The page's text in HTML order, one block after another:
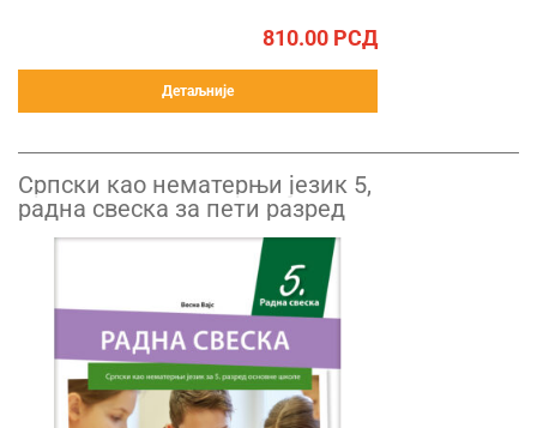
810.00 РСД
Детаљније
Српски као нематерњи језик 5,
радна свеска за пети разред